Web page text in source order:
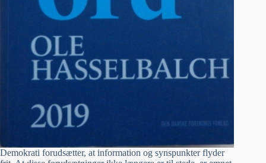
Demokrati forudsætter, at information og synspunkter flyder